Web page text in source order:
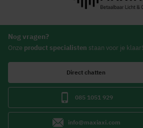
Nog vragen?
Onze product specialisten staan voor je klaar!
Direct chatten
085 1051 929
info@maxiaxi.com